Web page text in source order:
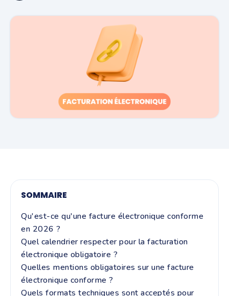
SOMMAIRE
Qu'est-ce qu'une facture électronique conforme
en 2026 ?
Quel calendrier respecter pour la facturation
électronique obligatoire ?
Quelles mentions obligatoires sur une facture
électronique conforme ?
Quels formats techniques sont acceptés pour